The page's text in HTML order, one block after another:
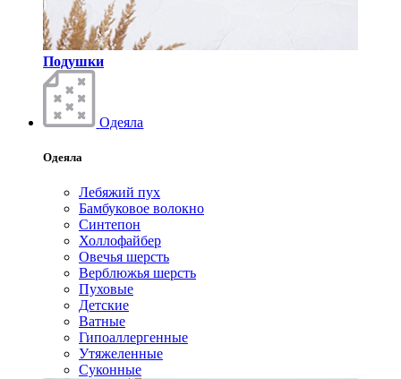
Подушки
Одеяла
Одеяла
Лебяжий пух
Бамбуковое волокно
Синтепон
Холлофайбер
Овечья шерсть
Верблюжья шерсть
Пуховые
Детские
Ватные
Гипоаллергенные
Утяжеленные
Суконные